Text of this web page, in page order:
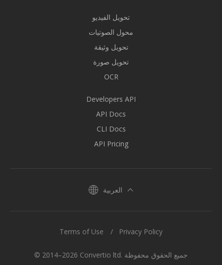
تحويل الفيديو
محول الصوتيات
تحويل وثيقة
تحويل صورة
OCR
Developers API
API Docs
CLI Docs
API Pricing
العربية
© 2014–2026 Convertio ltd. جميع الحقوق محفوظة
Terms of Use Privacy Policy